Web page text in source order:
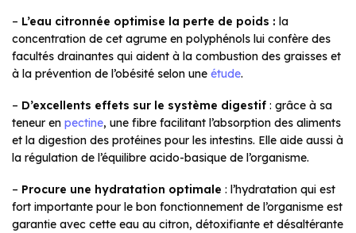
– L’eau citronnée optimise la perte de poids : la
concentration de cet agrume en polyphénols lui confère des
facultés drainantes qui aident à la combustion des graisses et
à la prévention de l’obésité selon une étude.
– D’excellents effets sur le système digestif : grâce à sa
teneur en pectine, une fibre facilitant l’absorption des aliments
et la digestion des protéines pour les intestins. Elle aide aussi à
la régulation de l’équilibre acido-basique de l’organisme.
– Procure une hydratation optimale : l’hydratation qui est
fort importante pour le bon fonctionnement de l’organisme est
garantie avec cette eau au citron, détoxifiante et désaltérante